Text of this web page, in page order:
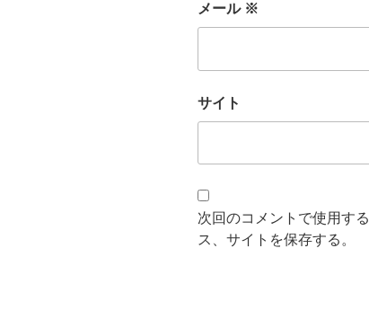
メール ※
サイト
次回のコメントで使用す
ス、サイトを保存する。